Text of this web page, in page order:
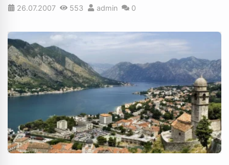
26.07.2007 553 admin 0